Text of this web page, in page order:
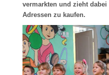
vermarkten und zieht
Adressen zu kaufen.